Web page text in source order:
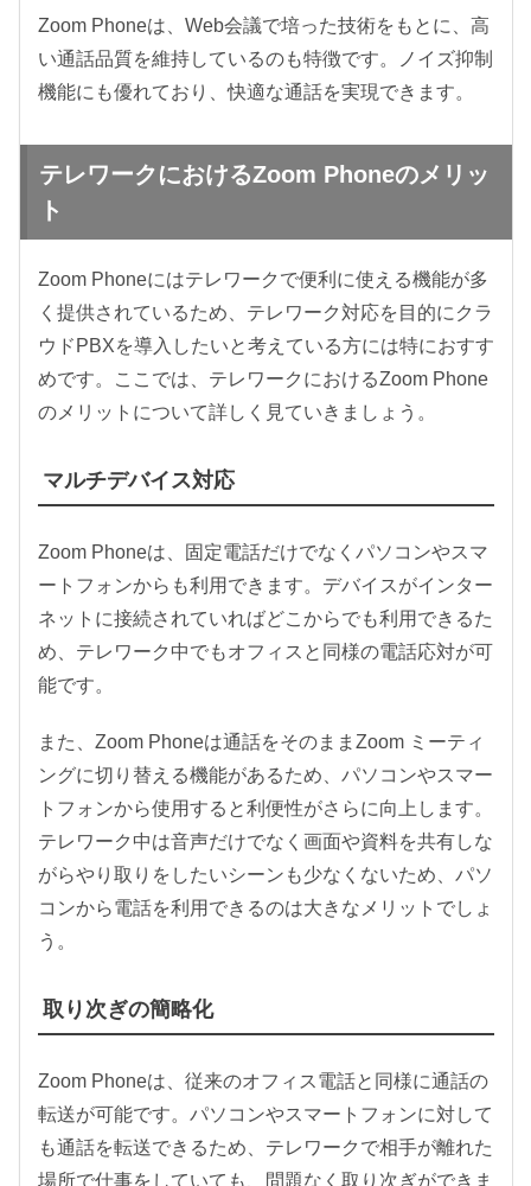
Zoom Phoneは、Web会議で培った技術をもとに、高
い通話品質を維持しているのも特徴です。ノイズ抑制
機能にも優れており、快適な通話を実現できます。
テレワークにおけるZoom Phoneのメリッ
ト
Zoom Phoneにはテレワークで便利に使える機能が多
く提供されているため、テレワーク対応を目的にクラ
ウドPBXを導入したいと考えている方には特におすす
めです。ここでは、テレワークにおけるZoom Phone
のメリットについて詳しく見ていきましょう。
マルチデバイス対応
Zoom Phoneは、固定電話だけでなくパソコンやスマ
ートフォンからも利用できます。デバイスがインター
ネットに接続されていればどこからでも利用できるた
め、テレワーク中でもオフィスと同様の電話応対が可
能です。
また、Zoom Phoneは通話をそのままZoom ミーティ
ングに切り替える機能があるため、パソコンやスマー
トフォンから使用すると利便性がさらに向上します。
テレワーク中は音声だけでなく画面や資料を共有しな
がらやり取りをしたいシーンも少なくないため、パソ
コンから電話を利用できるのは大きなメリットでしょ
う。
取り次ぎの簡略化
Zoom Phoneは、従来のオフィス電話と同様に通話の
転送が可能です。パソコンやスマートフォンに対して
も通話を転送できるため、テレワークで相手が離れた
場所で仕事をしていても、問題なく取り次ぎができま